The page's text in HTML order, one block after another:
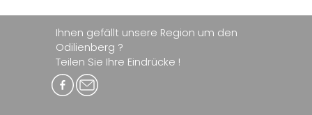
Ihnen gefällt unsere Region um den
Odilienberg ?
Teilen Sie Ihre Eindrücke !